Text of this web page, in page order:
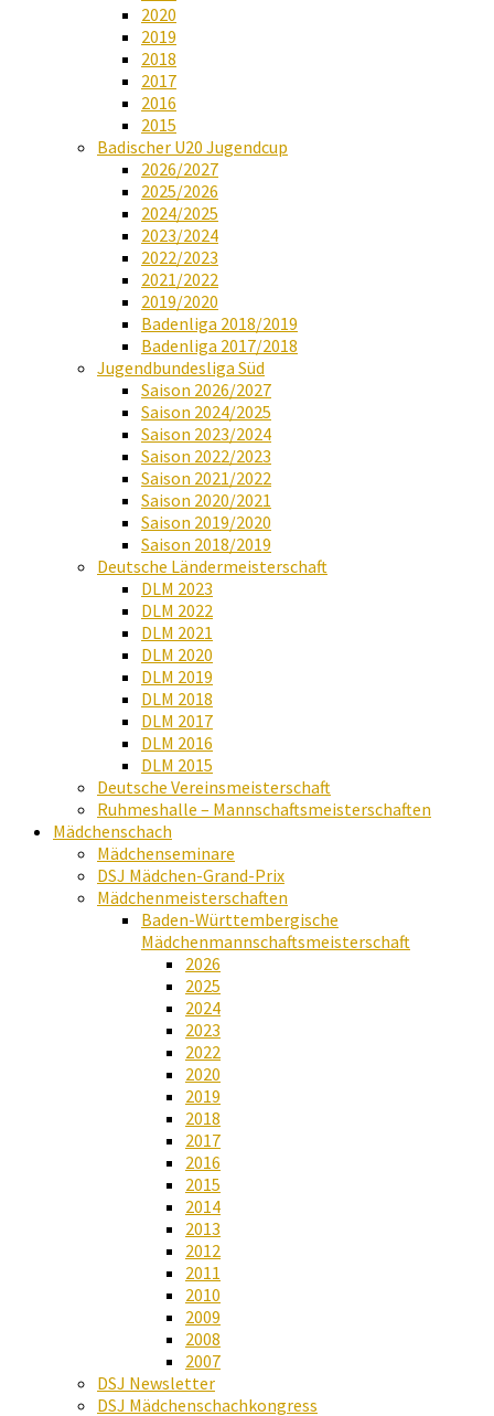
2020
2019
2018
2017
2016
2015
Badischer U20 Jugendcup
2026/2027
2025/2026
2024/2025
2023/2024
2022/2023
2021/2022
2019/2020
Badenliga 2018/2019
Badenliga 2017/2018
Jugendbundesliga Süd
Saison 2026/2027
Saison 2024/2025
Saison 2023/2024
Saison 2022/2023
Saison 2021/2022
Saison 2020/2021
Saison 2019/2020
Saison 2018/2019
Deutsche Ländermeisterschaft
DLM 2023
DLM 2022
DLM 2021
DLM 2020
DLM 2019
DLM 2018
DLM 2017
DLM 2016
DLM 2015
Deutsche Vereinsmeisterschaft
Ruhmeshalle – Mannschaftsmeisterschaften
Mädchenschach
Mädchenseminare
DSJ Mädchen-Grand-Prix
Mädchenmeisterschaften
Baden-Württembergische
Mädchenmannschaftsmeisterschaft
2026
2025
2024
2023
2022
2020
2019
2018
2017
2016
2015
2014
2013
2012
2011
2010
2009
2008
2007
DSJ Newsletter
DSJ Mädchenschachkongress